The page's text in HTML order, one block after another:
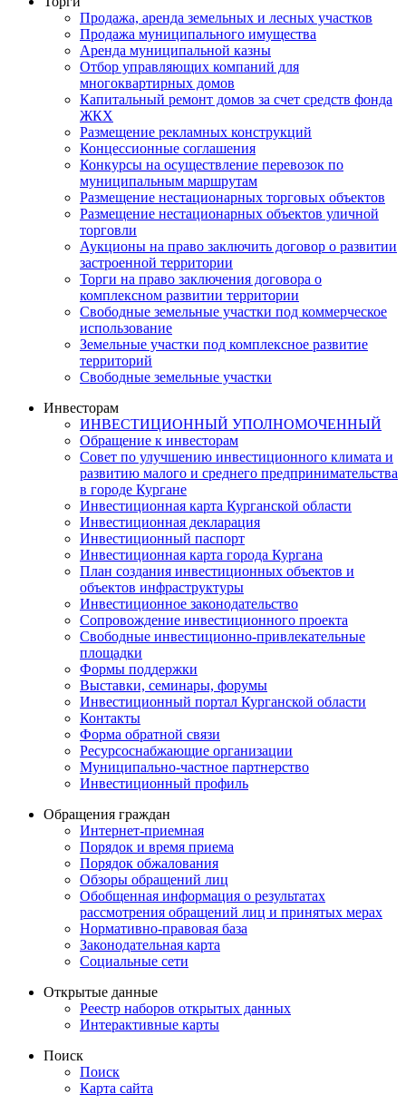
Продажа, аренда земельных и лесных участков
Продажа муниципального имущества
Аренда муниципальной казны
Отбор управляющих компаний для
многоквартирных домов
Капитальный ремонт домов за счет средств фонда
ЖКХ
Размещение рекламных конструкций
Концессионные соглашения
Конкурсы на осуществление перевозок по
муниципальным маршрутам
Размещение нестационарных торговых объектов
Размещение нестационарных объектов уличной
торговли
Аукционы на право заключить договор о развитии
застроенной территории
Торги на право заключения договора о
комплексном развитии территории
Свободные земельные участки под коммерческое
использование
Земельные участки под комплексное развитие
территорий
Свободные земельные участки
Инвесторам
ИНВЕСТИЦИОННЫЙ УПОЛНОМОЧЕННЫЙ
Обращение к инвесторам
Совет по улучшению инвестиционного климата и
развитию малого и среднего предпринимательства
в городе Кургане
Инвестиционная карта Курганской области
Инвестиционная декларация
Инвестиционный паспорт
Инвестиционная карта города Кургана
План создания инвестиционных объектов и
объектов инфраструктуры
Инвестиционное законодательство
Сопровождение инвестиционного проекта
Свободные инвестиционно-привлекательные
площадки
Формы поддержки
Выставки, семинары, форумы
Инвестиционный портал Курганской области
Контакты
Форма обратной связи
Ресурсоснабжающие организации
Муниципально-частное партнерство
Инвестиционный профиль
Обращения граждан
Интернет-приемная
Порядок и время приема
Порядок обжалования
Обзоры обращений лиц
Обобщенная информация о результатах
рассмотрения обращений лиц и принятых мерах
Нормативно-правовая база
Законодательная карта
Социальные сети
Открытые данные
Реестр наборов открытых данных
Интерактивные карты
Поиск
Поиск
Карта сайта